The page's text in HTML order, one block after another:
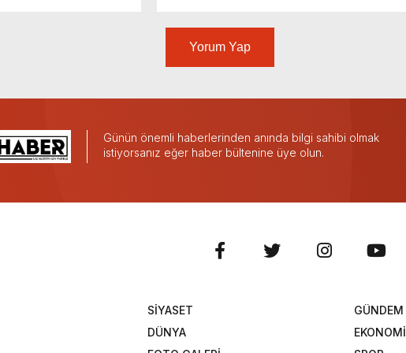
Yorum Yap
Günün önemli haberlerinden anında bilgi sahibi olmak
istiyorsanız eğer haber bültenine üye olun.
SİYASET
DÜNYA
GÜNDEM
EKONOMİ